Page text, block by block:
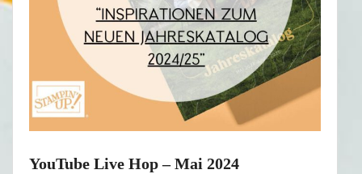
YouTube Live Hop – Mai 2024